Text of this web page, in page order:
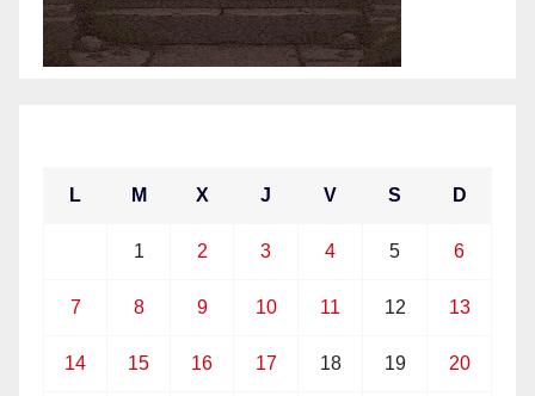
L M X J V S D
1 2 3 4 5 6
7 8 9 10 11 12 13
14 15 16 17 18 19 20